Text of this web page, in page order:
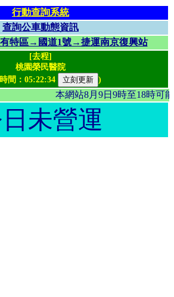
行動查詢系統
查詢公車動態資訊
有特區→國道1號→捷運南京復興站
[去程]
桃園榮民醫院
間： 05:22:34 )
本網站8月9日9時至18
未營運